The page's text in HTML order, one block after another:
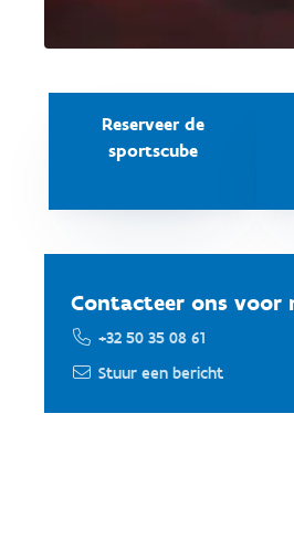
Reserveer de
sportscube
Contacteer ons voor
+32 50 35 08 61
Stuur een bericht